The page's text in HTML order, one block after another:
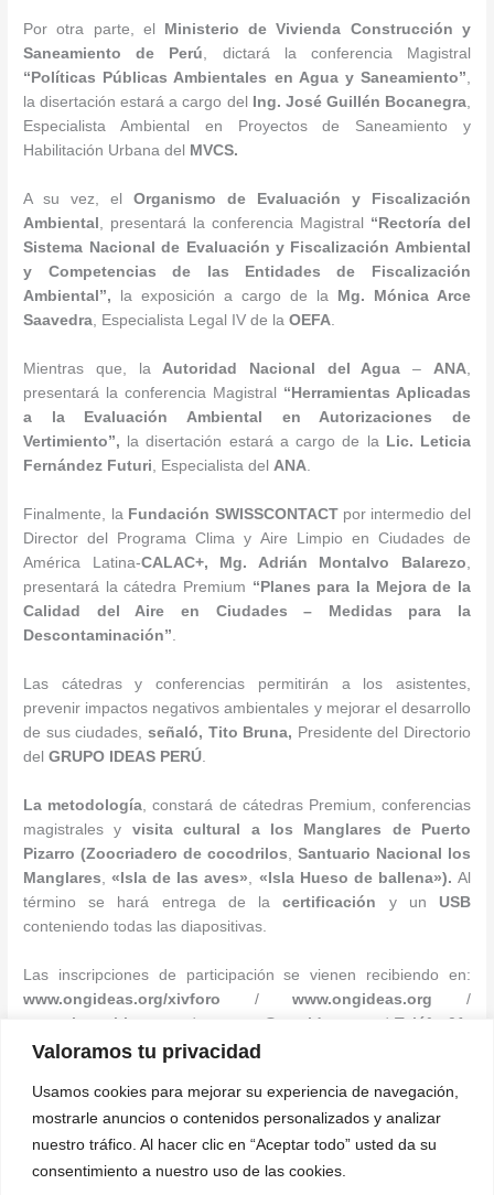
Valoramos tu privacidad
Usamos cookies para mejorar su experiencia de navegación,
mostrarle anuncios o contenidos personalizados y analizar
nuestro tráfico. Al hacer clic en “Aceptar todo” usted da su
consentimiento a nuestro uso de las cookies.
Por otra parte, el
Ministerio de Vivienda Construcción y
Saneamiento de Perú, dictará la conferencia Magistral
“Políticas Públicas Ambientales en Agua y Saneamiento”,
la disertación estará a cargo del
Ing. José Guillén Bocanegra,
Especialista Ambiental en Proyectos de Saneamiento y
Habilitación Urbana del
MVCS.
A su vez, el Organismo de Evaluación y Fiscalización
Ambiental , presentará la conferencia Magistral “Rectoría del
Sistema Nacional de Evaluación y Fiscalización Ambiental
y Competencias de las Entidades de Fiscalización
Ambiental”,
la exposición a cargo de la
Mg. Mónica Arce
Saavedra, Especialista Legal IV de laOEFA.
Mientras que, laAutoridad Nacional del Agua– ANA,
presentará la conferencia Magistral “Herramientas Aplicadas
a la Evaluación Ambiental en Autorizaciones de
Vertimiento”,
la disertación estará a cargo de la Lic. Leticia
Fernández Futuri, Especialista delANA.
Finalmente, la Fundación SWISSCONTACT por intermedio del
Director del Programa Clima y Aire Limpio en Ciudades de
América Latina-CALAC+, Mg. Adrián Montalvo Balarezo
presentará la cátedra Premium “Planes para la Mejora de la
Calidad del Aire en Ciudades – Medidas para la
Descontaminación”
Las cátedras y conferencias permitirán a los asistentes,
prevenir impactos negativos ambientales y mejorar el desarrollo
de sus ciudades, señaló, Tito Bruna, Presidente del Directorio
delGRUPO IDEAS PERÚ
La metodología , constará de cátedras Premium, conferencias
magistrales y visita cultural a los Manglares de Puerto
Pizarro (Zoocriadero de cocodrilos
Santuario Nacional los
Manglares ,«Isla de las aves» «Isla Hueso de ballena»). Al
término se hará entrega de lacertificación y un USB
conteniendo todas las diapositivas.
Las inscripciones de participación se vienen recibiendo en:
www.ongideas.org/xivforo /www.ongideas.org /
www.sistercitiesa.org
/ eventos@ongideas.org /Teléf.: 01-
6936921 / WhatsApp: 989770058 / 999935969.
Oficina de Prensa y Comunicaciones
Grupo Ideas Perú